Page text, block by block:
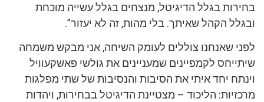
בחירות בגלל הדיגיטל, מנצחים בגלל עשייה מוכחת
ובגלל הקהל שאיתך. בלי מהות, זה לא יעזור”.
לפני שאנחנו צוללים לעומק השיחה, אני מבקש משמחה
שיתייחס לקמפיינים שמעניינים את גולשי פאשקעוויל
וינתח יחד איתי את הסיבות והנסיבות של שתי מפלגות
מרכזיות: הליכוד – מצטיינת הדיגיטל בבחירות, ויהדות